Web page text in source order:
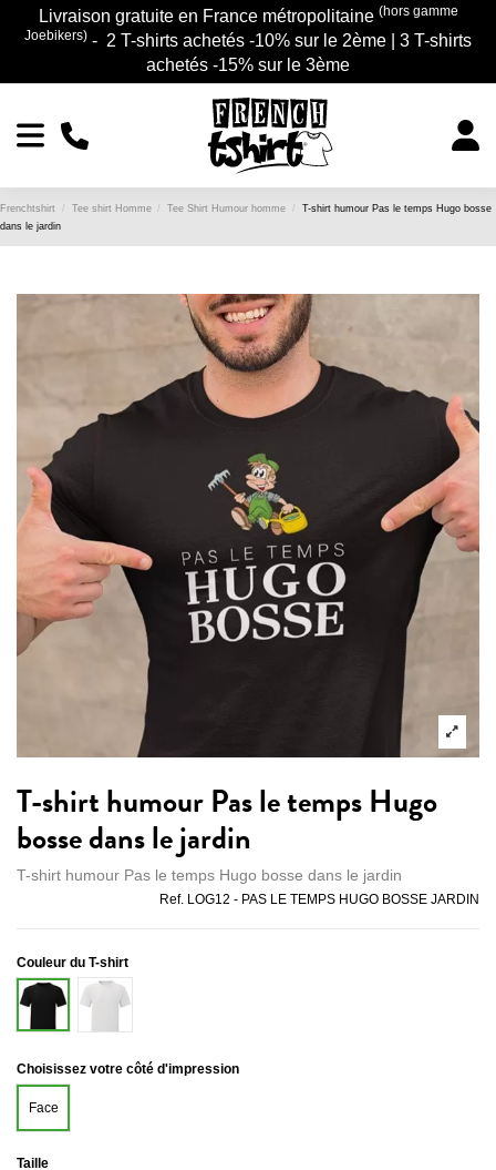
Livraison gratuite en France métropolitaine (hors gamme
Joebikers) - 2 T-shirts achetés -10% sur le 2ème | 3 T-shirts
achetés -15% sur le 3ème
Frenchtshirt Tee shirt Homme Tee Shirt Humour homme
T-shirt humour Pas le temps Hugo bosse
dans le jardin
T-shirt humour Pas le temps Hugo
bosse dans le jardin
T-shirt humour Pas le temps Hugo bosse dans le jardin
Ref. LOG12 - PAS LE TEMPS HUGO BOSSE JARDIN
Couleur du T-shirt
Noir
Blanc
Choisissez votre côté d'impression
Face
Taille